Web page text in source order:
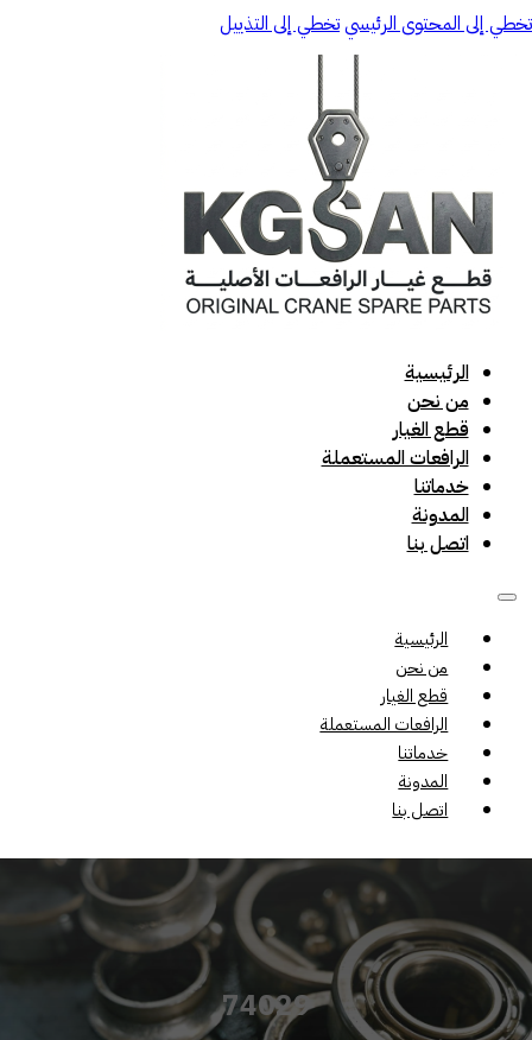
تخطي إلى المحتوى الرئيسيتخطي إلى التذييل
الرئيسية
من نحن
قطع الغيار
الرافعات المستعملة
خدماتنا
المدونة
اتصل بنا
الرئيسية
من نحن
قطع الغيار
الرافعات المستعملة
خدماتنا
المدونة
اتصل بنا
74029